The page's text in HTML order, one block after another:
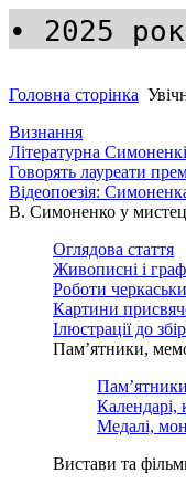
• 2025
Головна сторінка
Визнання
Літературна
Говорять лауреати
Відеопоезія:
В. Симоненко у
Оглядова стаття
Живописні і
Роботи
Картини
Ілюстрації до
Пам’ятники,
Календарі,
Медалі,
Вистави та